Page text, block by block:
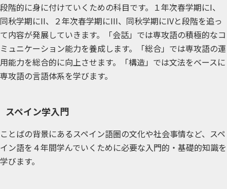
段階的に身に付けていくための科目です。１年次春学期にI、
同秋学期にII、２年次春学期にIII、同秋学期にIVと段階を追っ
て内容が発展していきます。「会話」では専攻語の積極的なコ
ミュニケーション能力を養成します。「総合」では専攻語の運
用能力を総合的に向上させます。「構造」では文法をベースに
専攻語の言語体系を学びます。
スペイン学入門
ことばの背景にあるスペイン語圏の文化や社会事情など、スペ
イン語を４年間学んでいくために必要な入門的・基礎的知識を
学びます。